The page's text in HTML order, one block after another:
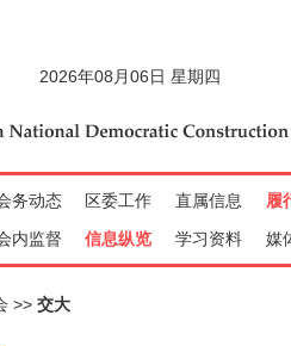
交大